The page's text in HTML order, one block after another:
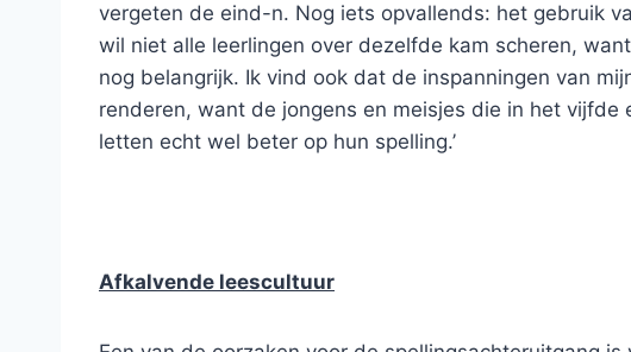
vergeten de eind-n. Nog iets opvallends: het gebruik
wil niet alle leerlingen over dezelfde kam scheren,
nog belangrijk. Ik vind ook dat de inspanningen van
renderen, want de jongens en meisjes die in het vijfde
letten echt wel beter op hun spelling.’
Afkalvende leescultuur